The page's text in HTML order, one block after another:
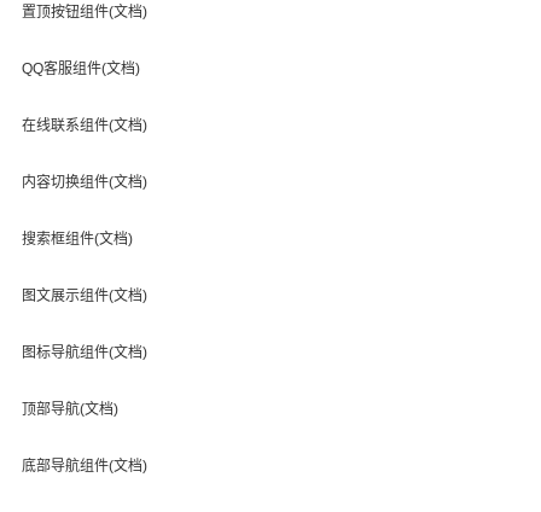
置顶按钮组件(文档)
QQ客服组件(文档)
在线联系组件(文档)
内容切换组件(文档)
搜索框组件(文档)
图文展示组件(文档)
图标导航组件(文档)
顶部导航(文档)
底部导航组件(文档)